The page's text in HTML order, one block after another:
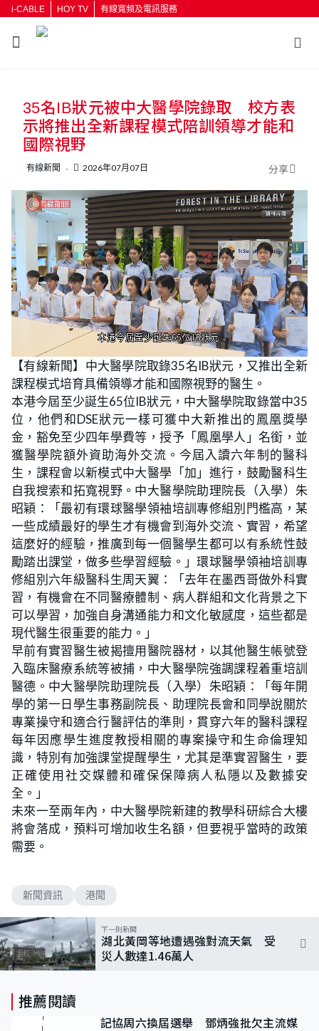
i-CABLE HOY TV 有線寬頻及電訊服務
按輸入鍵開始搜尋
35名IB狀元被中大醫學院錄取 校方表
示將推出全新課程模式陪訓領導才能和
國際視野
有線新聞 2026年07月07日 分享
n
m
t
e
o
a
d
e
d
:
1
8
.
8
7
%
【有線新聞】中大醫學院取錄35名IB狀元，又推出全新
課程模式培育具備領導才能和國際視野的醫生。
本港今屆至少誕生65位IB狀元，中大醫學院取錄當中35
位，他們和DSE狀元一樣可獲中大新推出的鳳凰獎學
金，豁免至少四年學費等，授予「鳳凰學人」名銜，並
獲醫學院額外資助海外交流。今屆入讀六年制的醫科
生，課程會以新模式中大醫學「加」進行，鼓勵醫科生
自我搜索和拓寬視野。中大醫學院助理院長（入學）朱
昭穎：「最初有環球醫學領袖培訓專修組別門檻高，某
一些成績最好的學生才有機會到海外交流、實習，希望
這麼好的經驗，推廣到每一個醫學生都可以有系統性鼓
勵踏出課堂，做多些學習經驗。」環球醫學領袖培訓專
修組別六年級醫科生周天翼：「去年在墨西哥做外科實
習，有機會在不同醫療體制、病人群組和文化背景之下
可以學習，加強自身溝通能力和文化敏感度，這些都是
現代醫生很重要的能力。」
早前有實習醫生被揭擅用醫院器材，以其他醫生帳號登
入臨床醫療系統等被捕，中大醫學院強調課程着重培訓
醫德。中大醫學院助理院長（入學）朱昭穎：「每年開
學的第一日學生事務副院長、助理院長會和同學說關於
專業操守和適合行醫評估的準則，貫穿六年的醫科課程
每年因應學生進度教授相關的專案操守和生命倫理知
識，特別有加強課堂提醒學生，尤其是準實習醫生，要
正確使用社交媒體和確保保障病人私隱以及數據安
全。」
未來一至兩年內，中大醫學院新建的教學科研綜合大樓
將會落成，預料可增加收生名額，但要視乎當時的政策
需要。
新聞資訊 港聞
下一則新聞
湖北黃岡等地遭遇強對流天氣 受
災人數達1.46萬人
推薦閱讀
記協周六換屆選舉 鄧炳強批欠主流媒